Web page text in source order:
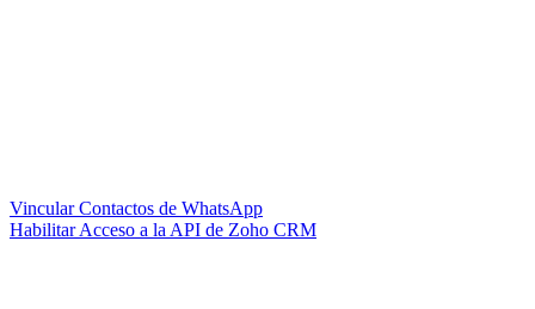
Vincular Contactos de WhatsApp
Habilitar Acceso a la API de Zoho CRM